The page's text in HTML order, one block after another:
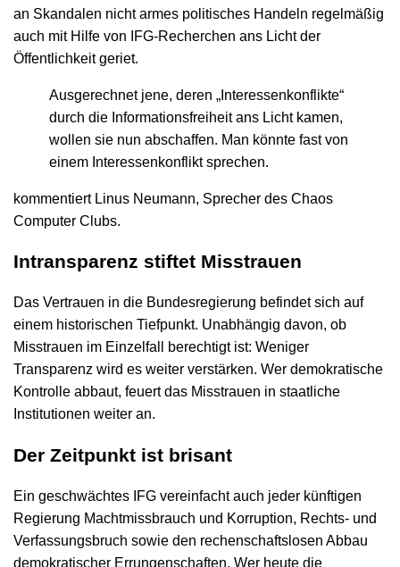
an Skandalen nicht armes politisches Handeln regelmäßig
auch mit Hilfe von IFG-Recherchen ans Licht der
Öffentlichkeit geriet.
Ausgerechnet jene, deren „Interessenkonflikte“
durch die Informationsfreiheit ans Licht kamen,
wollen sie nun abschaffen. Man könnte fast von
einem Interessenkonflikt sprechen.
kommentiert Linus Neumann, Sprecher des Chaos
Computer Clubs.
Intransparenz stiftet Misstrauen
Das Vertrauen in die Bundesregierung befindet sich auf
einem historischen Tiefpunkt. Unabhängig davon, ob
Misstrauen im Einzelfall berechtigt ist: Weniger
Transparenz wird es weiter verstärken. Wer demokratische
Kontrolle abbaut, feuert das Misstrauen in staatliche
Institutionen weiter an.
Der Zeitpunkt ist brisant
Ein geschwächtes IFG vereinfacht auch jeder künftigen
Regierung Machtmissbrauch und Korruption, Rechts- und
Verfassungsbruch sowie den rechenschaftslosen Abbau
demokratischer Errungenschaften. Wer heute die